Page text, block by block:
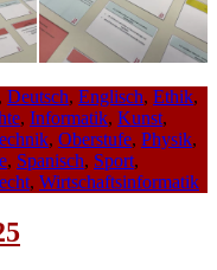
, Deutsch, Englisch, Ethik,
, Informatik, Kunst,
, Oberstufe, Physik,
, Spanisch, Sport,
, Wirtschaftsinformatik